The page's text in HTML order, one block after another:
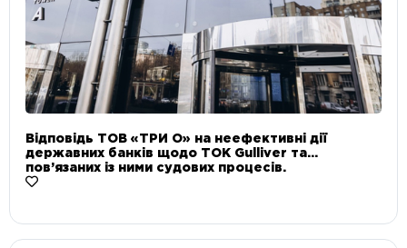
Відповідь ТОВ «ТРИ О» на неефективні дії
державних банків щодо ТОК Gulliver та
пов’язаних із ними судових процесів.